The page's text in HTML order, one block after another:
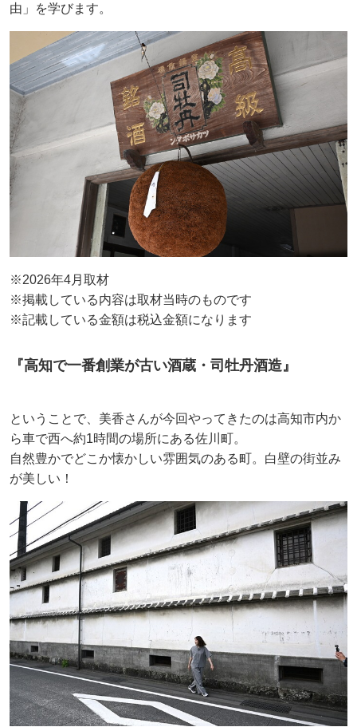
由」を学びます。
※2026年4月取材
※掲載している内容は取材当時のものです
※記載している金額は税込金額になります
『高知で一番創業が古い酒蔵・司牡丹酒造』
ということで、美香さんが今回やってきたのは高知市内か
ら車で西へ約1時間の場所にある佐川町。
自然豊かでどこか懐かしい雰囲気のある町。白壁の街並み
が美しい！